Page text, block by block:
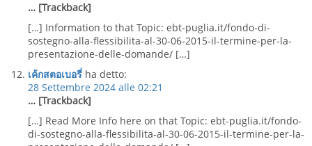
… [Trackback]
[…] Information to that Topic: ebt-puglia.it/fondo-di-
sostegno-alla-flessibilita-al-30-06-2015-il-termine-per-la-
presentazione-delle-domande/ […]
เค้กสตอเบอรี่ ha detto:
28 Settembre 2024 alle 02:21
… [Trackback]
[…] Read More Info here on that Topic: ebt-puglia.it/fondo-
di-sostegno-alla-flessibilita-al-30-06-2015-il-termine-per-la-